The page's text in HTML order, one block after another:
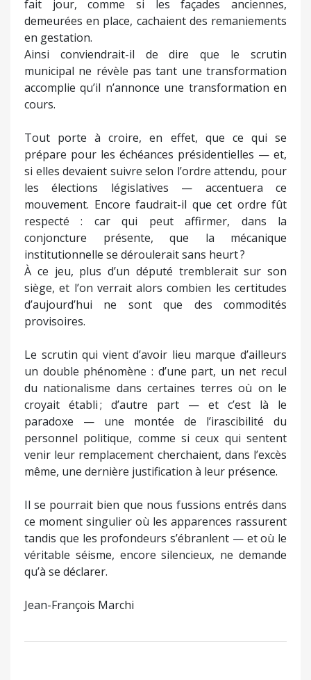
fait jour, comme si les façades anciennes,
demeurées en place, cachaient des remaniements
en gestation.
Ainsi conviendrait-il de dire que le scrutin
municipal ne révèle pas tant une transformation
accomplie qu’il n’annonce une transformation en
cours.
Tout porte à croire, en effet, que ce qui se
prépare pour les échéances présidentielles — et,
si elles devaient suivre selon l’ordre attendu, pour
les élections législatives — accentuera ce
mouvement. Encore faudrait-il que cet ordre fût
respecté : car qui peut affirmer, dans la
conjoncture présente, que la mécanique
institutionnelle se déroulerait sans heurt ?
À ce jeu, plus d’un député tremblerait sur son
siège, et l’on verrait alors combien les certitudes
d’aujourd’hui ne sont que des commodités
provisoires.
Le scrutin qui vient d’avoir lieu marque d’ailleurs
un double phénomène : d’une part, un net recul
du nationalisme dans certaines terres où on le
croyait établi ; d’autre part — et c’est là le
paradoxe — une montée de l’irascibilité du
personnel politique, comme si ceux qui sentent
venir leur remplacement cherchaient, dans l’excès
même, une dernière justification à leur présence.
Il se pourrait bien que nous fussions entrés dans
ce moment singulier où les apparences rassurent
tandis que les profondeurs s’ébranlent — et où le
véritable séisme, encore silencieux, ne demande
qu’à se déclarer.
Jean-François Marchi